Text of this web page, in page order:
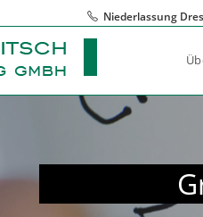
Niederlassung